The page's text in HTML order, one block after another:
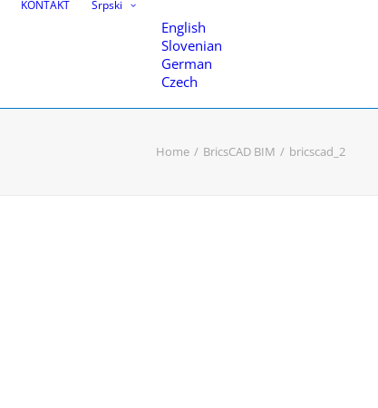
KONTAKT Srpski
English
Slovenian
German
Czech
Home BricsCAD BIM bricscad_2